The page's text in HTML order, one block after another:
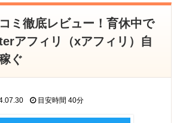
ミ徹底レビュー！育休中で
アフィリ（xアフィリ）自
ぐ
目安時間 40分